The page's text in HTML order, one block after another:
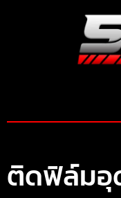
ติดฟิล์มอุ